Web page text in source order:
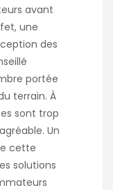
avant
une
des
portée
terrain. À
sont trop
Un
cette
solutions